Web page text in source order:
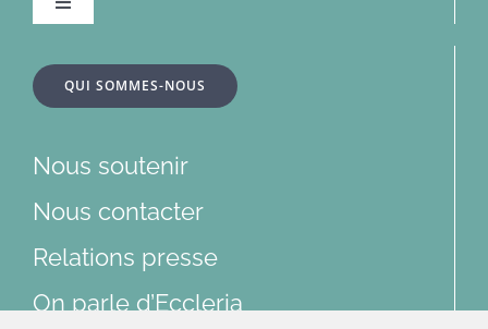
Navigation
À la une
Articles
QUI SOMMES-NOUS
Nous soutenir
Nous contacter
Relations presse
On parle d’Eccleria